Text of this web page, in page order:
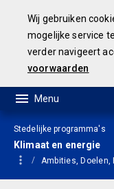
Wij gebruiken
mogelijke service
verder navigeert
voorwaarden
Stedelijke programma's
Klimaat en energie
Ambities, Doelen,